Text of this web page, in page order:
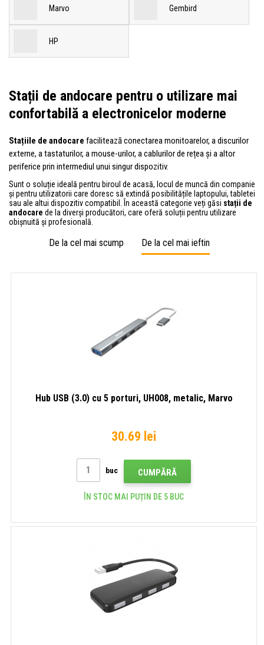
Marvo Gembird
HP
Stații de andocare pentru o utilizare mai
confortabilă a electronicelor moderne
Stațiile de andocare facilitează conectarea monitoarelor, a discurilor
externe, a tastaturilor, a mouse-urilor, a cablurilor de rețea și a altor
periferice prin intermediul unui singur dispozitiv.
Sunt o soluție ideală pentru biroul de acasă, locul de muncă din companie
și pentru utilizatorii care doresc să extindă posibilitățile laptopului, tabletei
sau ale altui dispozitiv compatibil. În această categorie veți găsi stații de
andocare de la diverși producători, care oferă soluții pentru utilizare
obișnuită și profesională.
De la cel mai scump De la cel mai ieftin
Hub USB (3.0) cu 5 porturi, UH008, metalic, Marvo
30.69 lei
buc CUMPĂRĂ
ÎN STOC MAI PUȚIN DE 5 BUC